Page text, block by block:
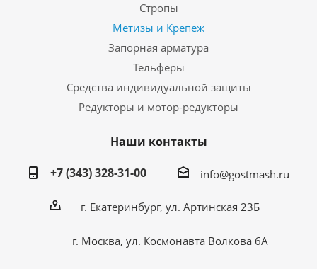
Стропы
Метизы и Крепеж
Запорная арматура
Тельферы
Средства индивидуальной защиты
Редукторы и мотор-редукторы
Наши контакты
+7 (343) 328-31-00
info@gostmash.ru
г. Екатеринбург, ул. Артинская 23Б
г. Москва, ул. Космонавта Волкова 6А